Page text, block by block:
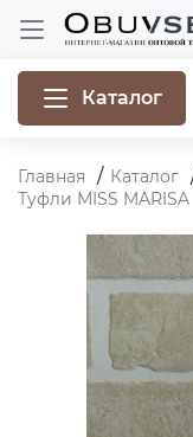
Каталог
Главная Каталог
Туфли MISS MARISA